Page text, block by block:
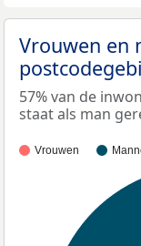
Vrouwen en
57% van de
staat als man
Vrouwen